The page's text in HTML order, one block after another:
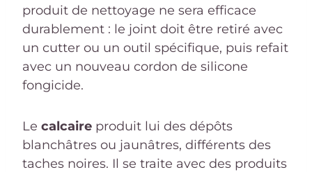
produit de nettoyage ne sera efficace
durablement : le joint doit être retiré avec
un cutter ou un outil spécifique, puis refait
avec un nouveau cordon de silicone
fongicide.
Le calcaire produit lui des dépôts
blanchâtres ou jaunâtres, différents des
taches noires. Il se traite avec des produits